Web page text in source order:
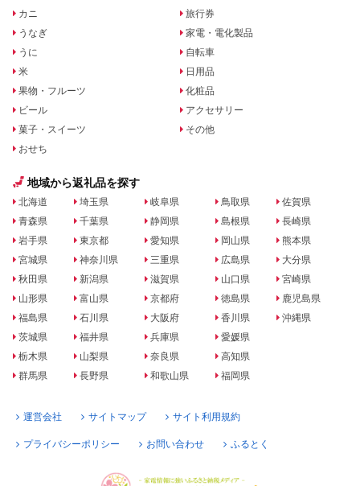
カニ
うなぎ
うに
米
果物・フルーツ
ビール
菓子・スイーツ
おせち
旅行券
家電・電化製品
自転車
日用品
化粧品
アクセサリー
その他
地域から返礼品を探す
北海道
青森県
岩手県
宮城県
秋田県
山形県
福島県
茨城県
栃木県
群馬県
埼玉県
千葉県
東京都
神奈川県
新潟県
富山県
石川県
福井県
山梨県
長野県
岐阜県
静岡県
愛知県
三重県
滋賀県
京都府
大阪府
兵庫県
奈良県
和歌山県
鳥取県
島根県
岡山県
広島県
山口県
徳島県
香川県
愛媛県
高知県
福岡県
佐賀県
長崎県
熊本県
大分県
宮崎県
鹿児島県
沖縄県
運営会社 サイトマップ サイト利用規約
プライバシーポリシー お問い合わせ ふるとく